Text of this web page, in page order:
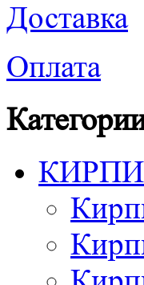
Доставка
Оплата